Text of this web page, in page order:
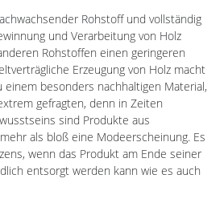
Rohstoff und vollständig
und Verarbeitung von Holz
Rohstoffen einen geringeren
Erzeugung von Holz macht
besonders nachhaltigen Material,
gefragten, denn in Zeiten
sind Produkte aus
als bloß eine Modeerscheinung. Es
wenn das Produkt am Ende seiner
entsorgt werden kann wie es auch